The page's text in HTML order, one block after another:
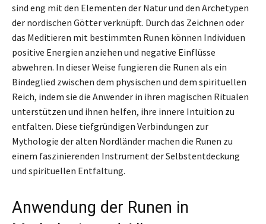
sind eng mit den Elementen der Natur und den Archetypen
der nordischen Götter verknüpft. Durch das Zeichnen oder
das Meditieren mit bestimmten Runen können Individuen
positive Energien anziehen und negative Einflüsse
abwehren. In dieser Weise fungieren die Runen als ein
Bindeglied zwischen dem physischen und dem spirituellen
Reich, indem sie die Anwender in ihren magischen Ritualen
unterstützen und ihnen helfen, ihre innere Intuition zu
entfalten. Diese tiefgründigen Verbindungen zur
Mythologie der alten Nordländer machen die Runen zu
einem faszinierenden Instrument der Selbstentdeckung
und spirituellen Entfaltung.
Anwendung der Runen in